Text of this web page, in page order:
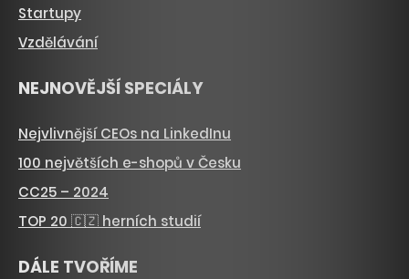
Startupy
Vzdělávání
NEJNOVĚJŠÍ SPECIÁLY
Nejvlivnější CEOs na LinkedInu
100 největších e-shopů v Česku
CC25 – 2024
TOP 20 🇨🇿 herních studií
DÁLE TVOŘÍME